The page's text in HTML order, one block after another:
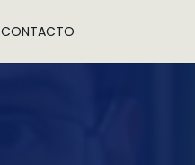
CONTACTO